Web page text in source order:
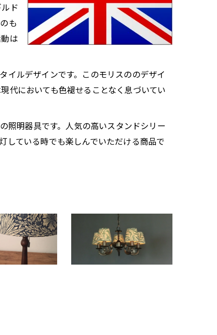
ド
も
は
イルデザインです。このモリスののデザイ
代においても色褪せることなく息づいてい
明器具です。人気の高いスタンドシリー
している時でも楽しんでいただける商品で